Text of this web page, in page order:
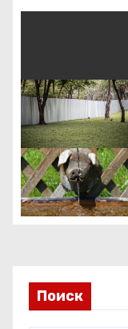
г
ц
и
я
п
о
а
п
Поиск